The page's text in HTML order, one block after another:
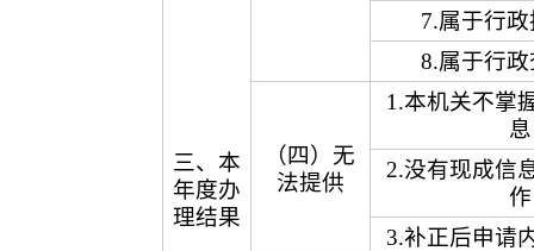
三、本
年度办
理结果
7.属于行
8.属于行
（四）无
法提供
1.本机关不掌
息
2.没有现成信
作
3.补正后申请